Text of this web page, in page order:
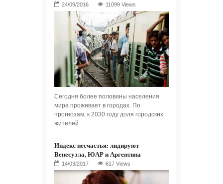
11099 Views
Сегодня более половины населения
мира проживает в городах. По
прогнозам, к 2030 году доля городских
жителей
Индекс несчастья: лидируют
Венесуэла, ЮАР и Аргентина
617 Views